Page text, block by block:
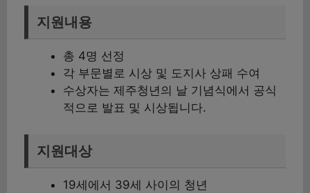
지원내용
총 4명 선정
각 부문별로 시상 및 도지사 상패 수여
수상자는 제주청년의 날 기념식에서 공식
적으로 발표 및 시상됩니다.
지원대상
19세에서 39세 사이의 청년